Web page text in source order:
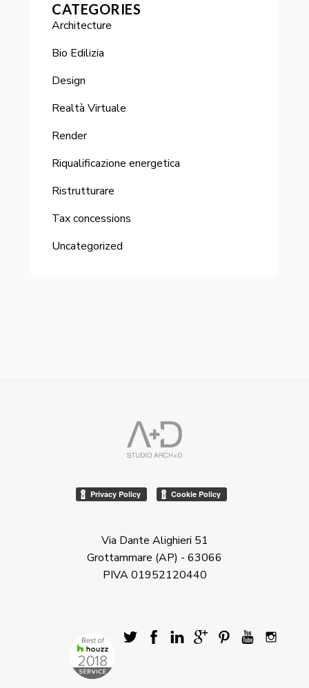
CATEGORIES
Architecture
Bio Edilizia
Design
Realtà Virtuale
Render
Riqualificazione energetica
Ristrutturare
Tax concessions
Uncategorized
Via Dante Alighieri 51
Grottammare (AP) - 63066
PIVA 01952120440